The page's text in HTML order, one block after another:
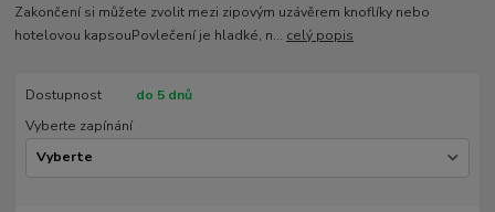
Zakončení si můžete zvolit mezi zipovým uzávěrem knoflíky nebo
hotelovou kapsouPovlečení je hladké, n... celý popis
Dostupnost
do 5 dnů
Vyberte zapínání